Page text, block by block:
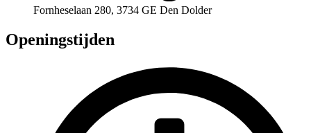
Fornheselaan 280, 3734 GE Den Dolder
Openingstijden